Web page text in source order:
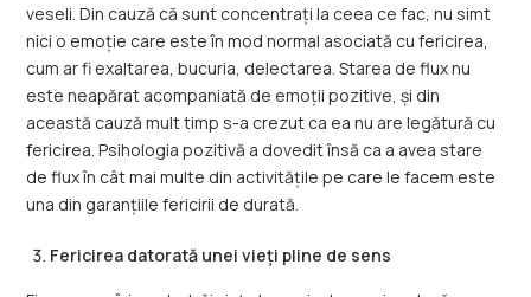
veseli. Din cauză că sunt concentrați la ceea ce fac, nu simt
nici o emoție care este în mod normal asociată cu fericirea,
cum ar fi exaltarea, bucuria, delectarea. Starea de flux nu
este neapărat acompaniată de emoții pozitive, și din
această cauză mult timp s-a crezut ca ea nu are legătură cu
fericirea. Psihologia pozitivă a dovedit însă ca a avea stare
de flux în cât mai multe din activitățile pe care le facem este
una din garanțiile fericirii de durată.
Fericirea datorată unei vieți pline de sens